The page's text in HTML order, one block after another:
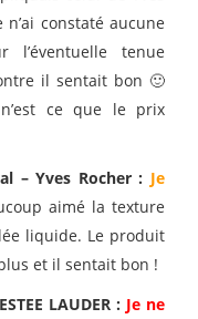
constaté aucune
tenue
il sentait bon 🙂
ce que le prix
– Yves Rocher : Je
aimé la texture
liquide. Le produit
et il sentait bon !
LAUDER : Je ne